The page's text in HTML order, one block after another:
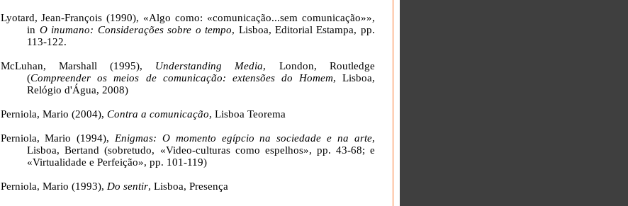
Lyotard, Jean-François (1990), «Algo como: «comunicação...sem comunicação»»,
in O inumano: Considerações sobre o tempo, Lisboa, Editorial Estampa, pp.
113-122.
McLuhan, Marshall (1995), Understanding Media, London, Routledge
(Compreender os meios de comunicação: extensões do Homem, Lisboa,
Relógio d'Água, 2008)
Perniola, Mario (2004), Contra a comunicação, Lisboa Teorema
Perniola, Mario (1994), Enigmas: O momento egípcio na sociedade e na arte,
Lisboa, Bertand (sobretudo, «Video-culturas como espelhos», pp. 43-68; e
«Virtualidade e Perfeição», pp. 101-119)
Perniola, Mario (1993), Do sentir, Lisboa, Presença